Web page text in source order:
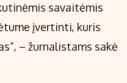
savaitėmis
įvertinti, kuris
– žurnalistams sakė